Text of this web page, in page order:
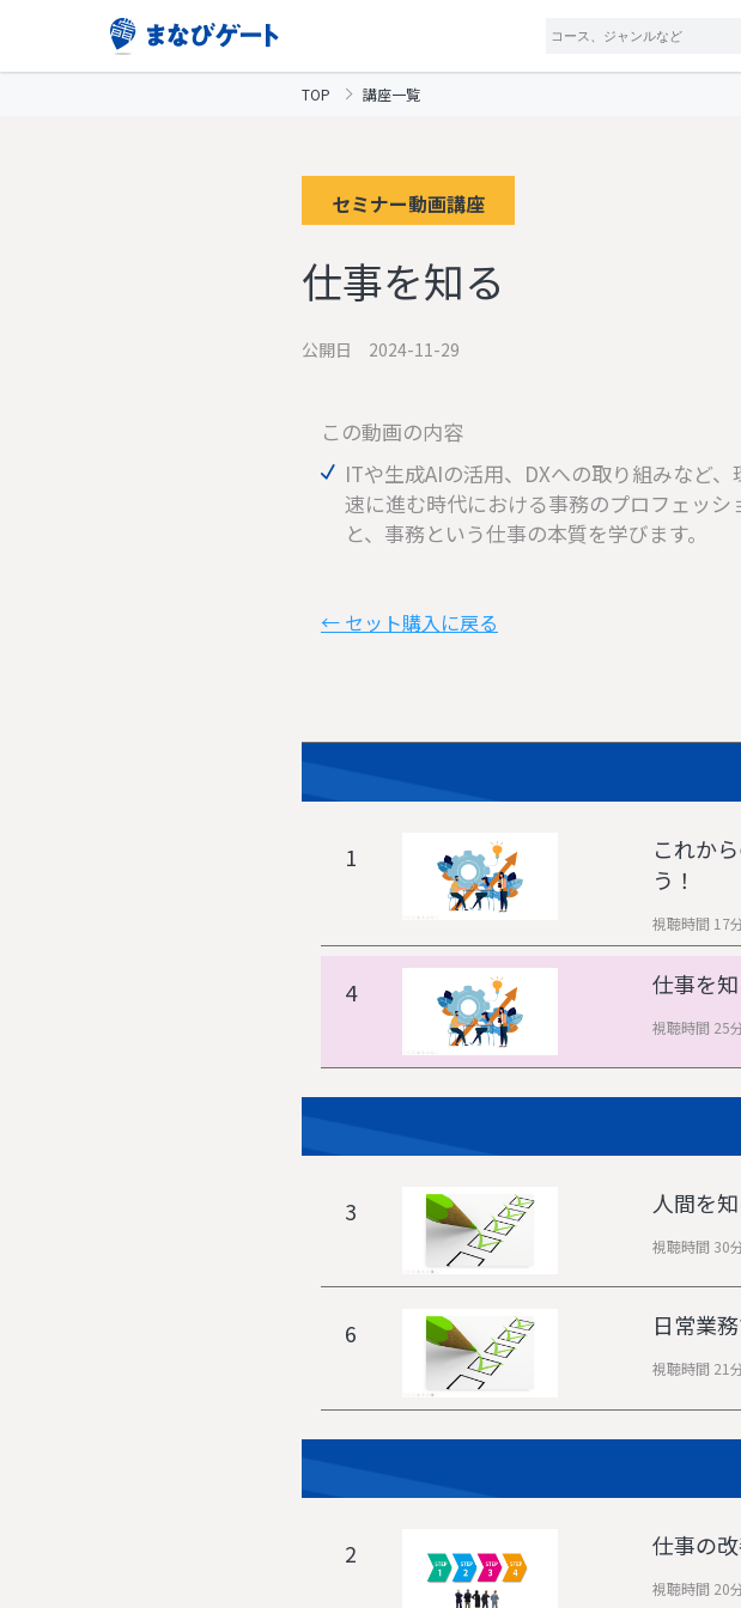
TOP 講座一覧
セミナー動画講座
仕事を知る
公開日 2024-11-29
この動画の内容
ITや生成AIの活用、DXへの取り組みなど、
速に進む時代における事務のプロフェッシ
と、事務という仕事の本質を学びます。
← セット購入に戻る
1
これか
う！
視聴時間 17
4 仕事を
視聴時間 25
3 人間を
視聴時間 30
6 日常業
視聴時間 21
2 仕事の改
視聴時間 20